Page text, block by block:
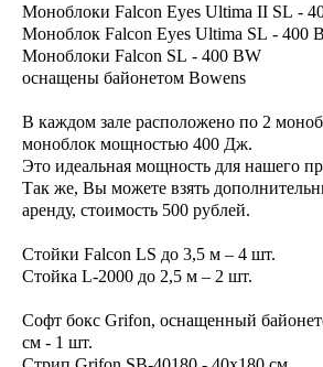
Моноблоки Falcon Eyes Ultima II SL -
Моноблок Falcon Eyes Ultima SL - 400
Моноблоки Falcon SL - 400 BW
оснащены байонетом Bowens
В каждом зале расположено по 2
моноблок мощностью 400 Дж.
Это идеальная мощность для нашего
Так же, Вы можете взять
аренду, стоимость 500 рублей.
Стойки Falcon LS до 3,5 м – 4 шт.
Стойка L-2000 до 2,5 м – 2 шт.
Софт бокс Grifon, оснащенный
см - 1 шт.